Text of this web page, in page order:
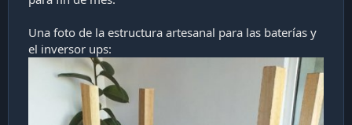
Una foto de la estructura artesanal para las baterías y
el inversor ups: